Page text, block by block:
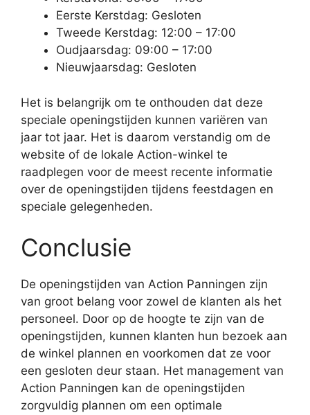
Eerste Kerstdag: Gesloten
Tweede Kerstdag: 12:00 – 17:00
Oudjaarsdag: 09:00 – 17:00
Nieuwjaarsdag: Gesloten
Het is belangrijk om te onthouden dat deze
speciale openingstijden kunnen variëren van
jaar tot jaar. Het is daarom verstandig om de
website of de lokale Action-winkel te
raadplegen voor de meest recente informatie
over de openingstijden tijdens feestdagen en
speciale gelegenheden.
Conclusie
De openingstijden van Action Panningen zijn
van groot belang voor zowel de klanten als het
personeel. Door op de hoogte te zijn van de
openingstijden, kunnen klanten hun bezoek aan
de winkel plannen en voorkomen dat ze voor
een gesloten deur staan. Het management van
Action Panningen kan de openingstijden
zorgvuldig plannen om een optimale